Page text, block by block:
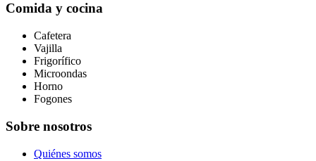
Comida y cocina
Cafetera
Vajilla
Frigorífico
Microondas
Horno
Fogones
Sobre nosotros
Quiénes somos